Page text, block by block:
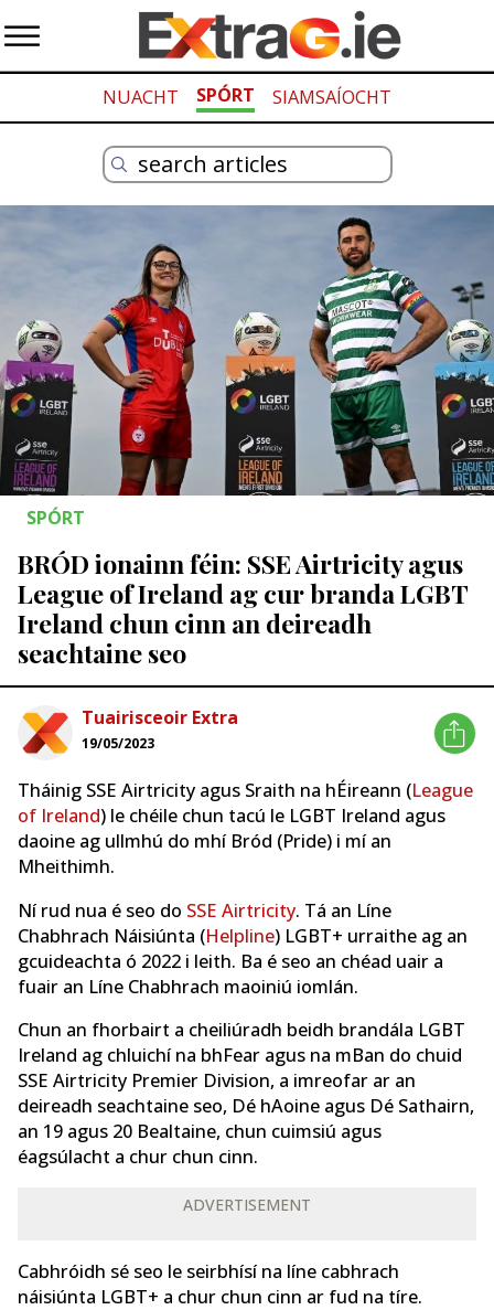
NUACHT SPÓRT SIAMSAÍOCHT
SPÓRT
BRÓD ionainn féin: SSE Airtricity agus
League of Ireland ag cur branda LGBT
Ireland chun cinn an deireadh
seachtaine seo
Tuairisceoir Extra
19/05/2023
Tháinig SSE Airtricity agus Sraith na hÉireann (League
of Ireland) le chéile chun tacú le LGBT Ireland agus
daoine ag ullmhú do mhí Bród (Pride) i mí an
Mheithimh.
Ní rud nua é seo do SSE Airtricity. Tá an Líne
Chabhrach Náisiúnta (Helpline) LGBT+ urraithe ag an
gcuideachta ó 2022 i leith. Ba é seo an chéad uair a
fuair an Líne Chabhrach maoiniú iomlán.
Chun an fhorbairt a cheiliúradh beidh brandála LGBT
Ireland ag chluichí na bhFear agus na mBan do chuid
SSE Airtricity Premier Division, a imreofar ar an
deireadh seachtaine seo, Dé hAoine agus Dé Sathairn,
an 19 agus 20 Bealtaine, chun cuimsiú agus
éagsúlacht a chur chun cinn.
ADVERTISEMENT
Cabhróidh sé seo le seirbhísí na líne cabhrach
náisiúnta LGBT+ a chur chun cinn ar fud na tíre.